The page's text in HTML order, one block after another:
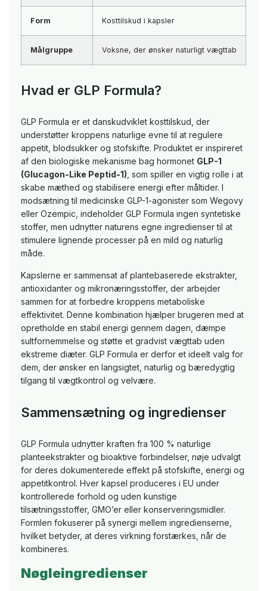
Form Kosttilskud i kapsler
Målgruppe Voksne, der ønsker naturligt vægttab
Hvad er GLP Formula?
GLP Formula er et danskudviklet kosttilskud, der
understøtter kroppens naturlige evne til at regulere
appetit, blodsukker og stofskifte. Produktet er inspireret
af den biologiske mekanisme bag hormonet GLP-1
(Glucagon-Like Peptid-1) , som spiller en vigtig rolle i at
skabe mæthed og stabilisere energi efter måltider. I
modsætning til medicinske GLP-1-agonister som Wegovy
eller Ozempic, indeholder GLP Formula ingen syntetiske
stoffer, men udnytter naturens egne ingredienser til at
stimulere lignende processer på en mild og naturlig
måde.
Kapslerne er sammensat af plantebaserede ekstrakter,
antioxidanter og mikronæringsstoffer, der arbejder
sammen for at forbedre kroppens metaboliske
effektivitet. Denne kombination hjælper brugeren med at
opretholde en stabil energi gennem dagen, dæmpe
sultfornemmelse og støtte et gradvist vægttab uden
ekstreme diæter. GLP Formula er derfor et ideelt valg for
dem, der ønsker en langsigtet, naturlig og bæredygtig
tilgang til vægtkontrol og velvære.
Sammensætning og ingredienser
GLP Formula udnytter kraften fra 100 % naturlige
planteekstrakter og bioaktive forbindelser, nøje udvalgt
for deres dokumenterede effekt på stofskifte, energi og
appetitkontrol. Hver kapsel produceres i EU under
kontrollerede forhold og uden kunstige
tilsætningsstoffer, GMO’er eller konserveringsmidler.
Formlen fokuserer på synergi mellem ingredienserne,
hvilket betyder, at deres virkning forstærkes, når de
kombineres.
Nøgleingredienser